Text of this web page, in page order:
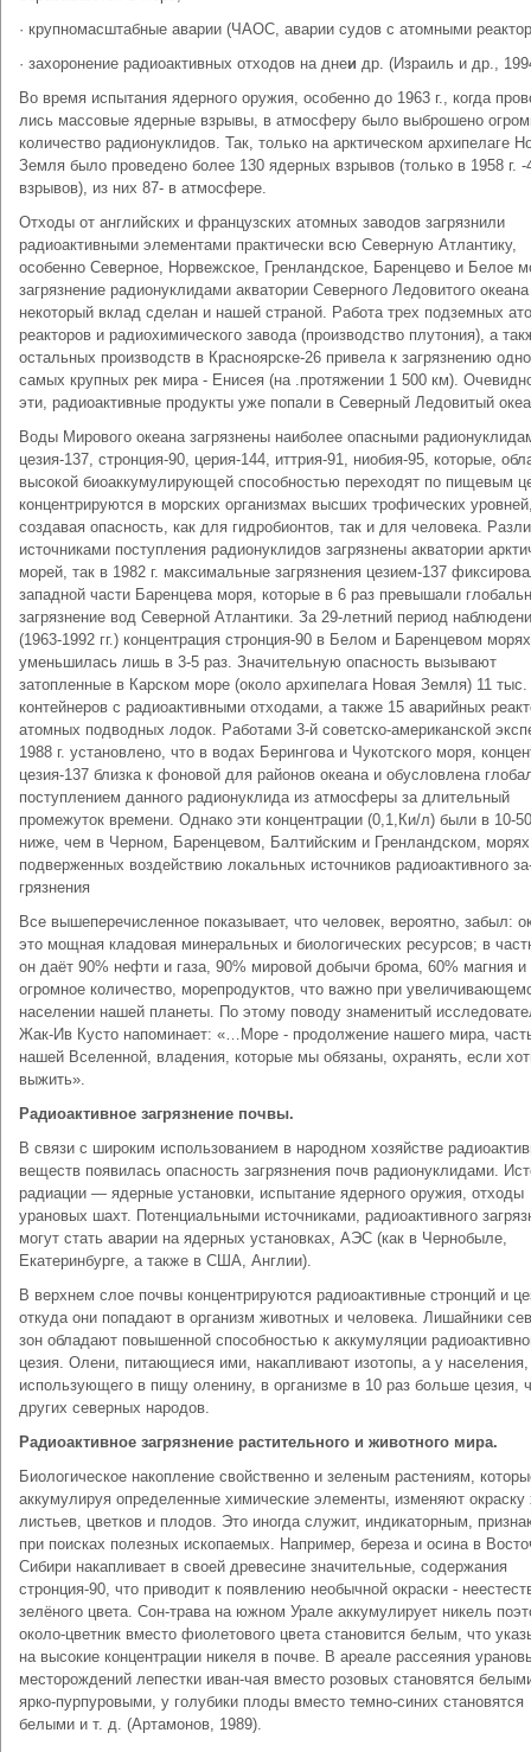
· крупно­масштабные аварии (ЧАОС, аварии судов с атомными
· захоронение радиоактивных отходов на днеи др. (Израиль и др.,
Во время испытания ядерного оружия, особенно до 1963 г., когда
лись массовые ядерные взрывы, в атмосферу было вы­брошено
количество радионуклидов. Так, только на арктическом архипелаге
Земля было проведено более 130 ядерных взрывов (только в 1958 г. -
взрывов), из них 87- в атмосфере.
Отходы от английских и французских атомных заводов загрязнили
радиоактивными элементами практически всю Северную Атлантику,
особенно Северное, Норвежское, Гренландское, Баренцево и Белое
загрязнение радионуклидами акватории Северного Ледовитого океана
некоторый вклад сделан и нашей страной. Работа трех подземных
реакторов и радиохимического завода (производство плутония), а
остальных производств в Красноярске-26 привела к загрязнению
самых крупных рек мира - Енисея (на .протяжении 1 500 км).
эти, радиоактивные продукты уже попали в Северный Ледовитый
Воды Мирового океана загрязнены наиболее опасными
цезия-137, стронция-90, церия-144, иттрия-91, ниобия-95, которые,
высокой биоаккумулирующей способностью переходят по пищевым
концентрируются в морских организмах высших трофических
создавая опасность, как для гидробионтов, так и для человека.
источниками поступления радионуклидов загрязнены акватории
морей, так в 1982 г. максимальные загрязнения цезием-137
западной части Баренцева моря, которые в 6 раз превышали
загрязнение вод Северной Атлантики. За 29-летний период
(1963-1992 гг.) концентрация стронция-90 в Белом и Баренцевом морях
уменьшилась лишь в 3-5 раз. Значитель­ную опасность вызывают
затопленные в Карском море (около архипелага Новая Земля) 11 тыс.
контейнеров с радиоактивными отходами, а также 15 аварийных
атомных подводных лодок. Работами 3-й советско-американской
1988 г. установлено, что в водах Берингова и Чукотского моря,
цезия-137 близка к фоновой для районов океана и обусловлена
поступлением данного радионуклида из атмосферы за длительный
промежуток времени. Однако эти концентрации (0,1,Ки/л) были в 10-
ниже, чем в Черном, Баренцевом, Балтийским и Гренландском,
подверженных воздействию локальных источников радиоактивного
грязнения
Все вышеперечисленное показывает, что чело­век, вероятно, забыл:
это мощная кладо­вая минеральных и биологических ресурсов; в
он даёт 90% нефти и газа, 90% миро­вой добычи брома, 60% магния и
огромное коли­чество, морепродуктов, что важно при
населении нашей планеты. По этому поводу знаменитый
Жак-Ив Кусто напоминает: «…Море - продолжение нашего мира,
нашей Вселенной, владения, которые мы обязаны, охранять, если
выжить».
Радиоактивное загрязнение почвы.
В связи с широким использованием в народном хозяйстве
веществ появилась опасность загрязнения почв радионуклидами.
радиации — ядерные установки, ис­пытание ядерного оружия, отходы
урановых шахт. Потенциаль­ными источниками, радиоактивного
могут стать ава­рии на ядерных установках, АЭС (как в Чернобыле,
Екатерин­бурге, а также в США, Англии).
В верхнем слое почвы концентрируются радиоактивные стронций и
откуда они попадают в организм животных и человека. Лишайники
зон обладают повышенной спо­собностью к аккумуляции
цезия. Олени, питающиеся ими, накапливают изотопы, а у населения,
использующе­го в пищу оленину, в организме в 10 раз больше цезия,
других северных народов.
Радиоактивное загрязнение растительного и животного мира.
Биологическое накопление свойственно и зеле­ным растениям,
аккумулируя опреде­ленные химические элементы, изменяют окраску
листьев, цветков и плодов. Это иногда служит, индикаторным,
при поисках полезных ископаемых. Например, береза и осина в
Сибири накапливает в своей древесине значительные, содержания
стронция-90, что приводит к появлению необычной окраски -
зелёного цвета. Сон-трава на южном Урале аккумулирует никель
около-цветник вместо фиолетового цвета становится белым, что
на высокие концентрации ни­келя в почве. В ареале рассеяния
месторождений лепестки иван-чая вместо розовых ста­новятся
ярко-пурпуровыми, у голубики плоды вместо темно-синих становятся
белыми и т. д. (Артамонов, 1989).